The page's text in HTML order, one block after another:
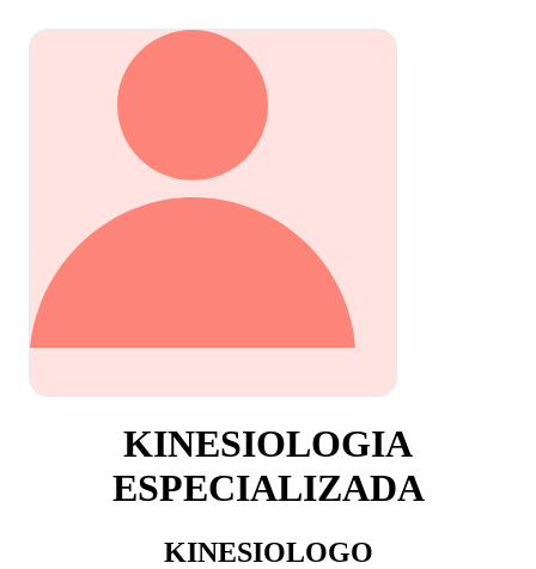
KINESIOLOGIA
ESPECIALIZADA
KINESIOLOGO